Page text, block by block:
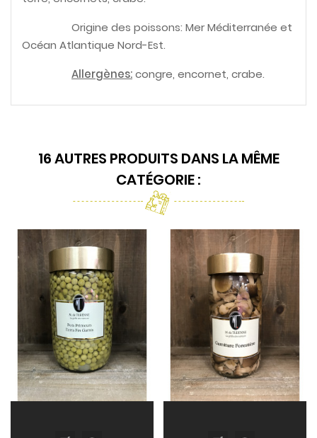
Origine des poissons: Mer Méditerranée et
Océan Atlantique Nord-Est.
Allergènes:congre, encornet, crabe.
16 AUTRES PRODUITS DANS LA MÊME
CATÉGORIE :